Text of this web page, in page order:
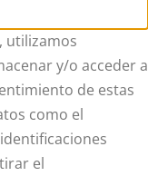
utilizamos
y/o acceder a
de estas
como el
el